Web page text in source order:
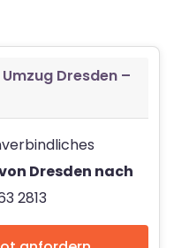
Dresden –
Dresden nach
2813